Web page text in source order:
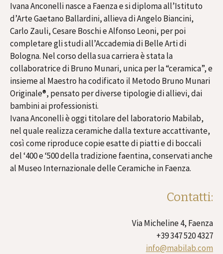
Ivana Anconelli nasce a Faenza e si diploma all’Istituto
d’Arte Gaetano Ballardini, allieva di Angelo Biancini,
Carlo Zauli, Cesare Boschi e Alfonso Leoni, per poi
completare gli studi all’Accademia di Belle Arti di
Bologna. Nel corso della sua carriera è stata la
collaboratrice di Bruno Munari, unica per la “ceramica”, e
insieme al Maestro ha codificato il Metodo Bruno Munari
Originale®, pensato per diverse tipologie di allievi, dai
bambini ai professionisti.
Ivana Anconelli è oggi titolare del laboratorio Mabilab,
nel quale realizza ceramiche dalla texture accattivante,
così come riproduce copie esatte di piatti e di boccali
del ‘400 e ‘500 della tradizione faentina, conservati anche
al Museo Internazionale delle Ceramiche in Faenza.
Contatti:
Via Micheline 4, Faenza
+39 347 520 4327
info@mabilab.com